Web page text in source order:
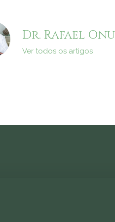
Dr. Rafael
Ver todos os artigos